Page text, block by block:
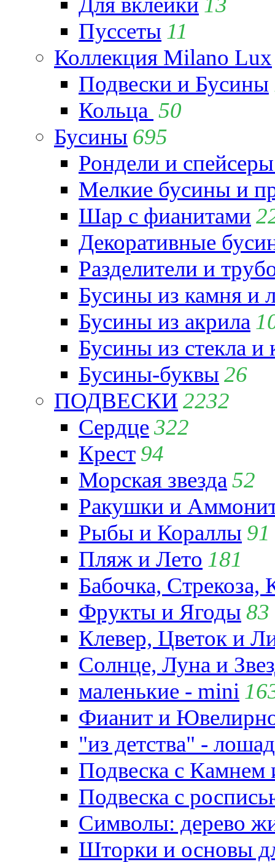
Пуссеты 11
Коллекция Milano Lux
Подвески и Бусины
Кольца 50
Бусины 695
Рондели и
Мелкие бусины и
Шар с фианитами
Декоративные
Разделители и
Бусины из камня и
Бусины из акрила
Бусины из стекла и
Бусины-буквы 26
ПОДВЕСКИ 2232
Сердце322
Крест 94
Морская звезда 52
Ракушки и
Рыбы и Кораллы 91
Пляж и Лето 181
Бабочка,
Фрукты и Ягоды 83
Клевер, Цветок и
Солнце, Луна и
маленькие - mini
Фианит и
"из детства" -
Подвеска с
Подвеска с
Символы: дерево
Шторки и основы